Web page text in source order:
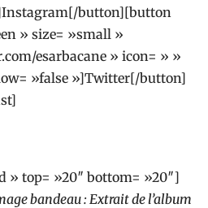
button][button
» size= »small »
esarbacane » icon= » »
»false »]Twitter[/button]
» top= »20″ bottom= »20″]
bandeau : Extrait de l’album